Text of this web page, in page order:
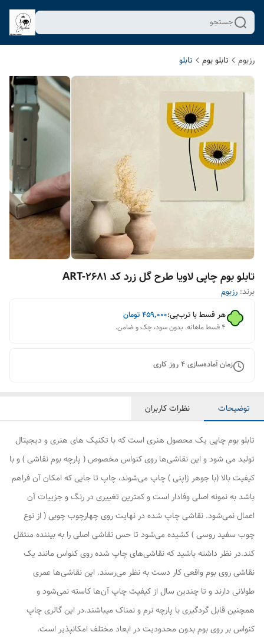
جستجو
رزبوم تابلو بوم تابلو
تابلو بوم چاپی لاویا طرح گل زرد کد ART-2681
برند: رزبوم
هر قسط با ترب‌پی:۴۵۹٬۰۰۰تومان
۴ قسط ماهانه. بدون سود، چک و ضامن.
زمان آماده‌سازی4روز کاری
توضیحات نظرات کاربران
تابلو بوم چاپی یک محصول هنری است که با تکنیک های هنری و دیجیتال
تولید می شود و این نقاشی‌ها روی کنواس مخصوص ( پارچه بوم نقاشی ) و با
کیفیت بالا (با جوهر ژاپنی ) چاپ می‌شوند، چاپ تا جایی که امکان آن فراهم
باشد به نمونه اصلی وفادار است و کمترین تغییری در رنگ و جزییات آن
اعمال نمی‌شود. نقاشی چاپ شده در نهایت روی چهارچوب چوبی ( از نوع
چوب سفید روسی ) کشیده می‌شود تا حس نقاشی اصلی را به بیننده منتقل
کند.در نظر داشته باشید که نقاشی‌های چاپ شده روی کنواس مانند یک
نقاشی روی بوم واقعی کار دست به نظر می‌رسند. این نقاشی‌ها عمری
طولانی دارند و تا چندین سال از کیفیت چاپ آن‌ها کاسته نمی‌شود و
همچنین قابل گردگیری با پارچه نرم و نمناک میباشند.در این گالری چاپ
کنواس بر روی بوم بدون محدودیت در ابعاد مختلف امکانپذیر است.